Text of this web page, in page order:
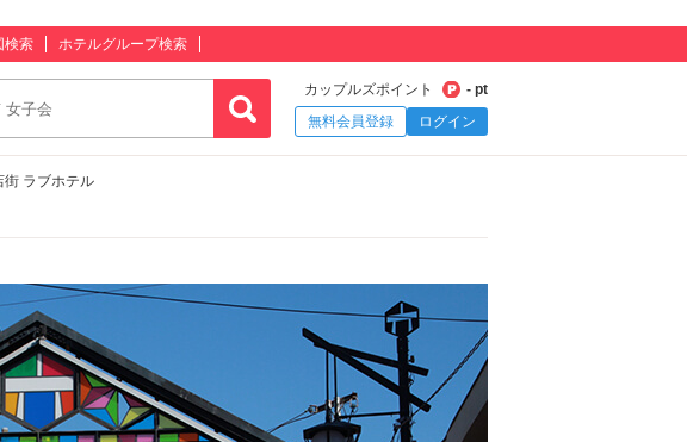
検索 ホテルグループ検索
カップルズポイント
- pt
無料会員登録
ログイン
街 ラブホテル